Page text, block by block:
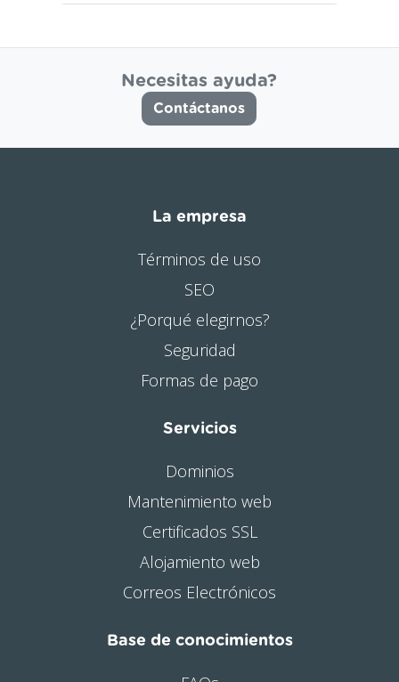
Necesitas ayuda?
Contáctanos
La empresa
Términos de uso
SEO
¿Porqué elegirnos?
Seguridad
Formas de pago
Servicios
Dominios
Mantenimiento web
Certificados SSL
Alojamiento web
Correos Electrónicos
Base de conocimientos